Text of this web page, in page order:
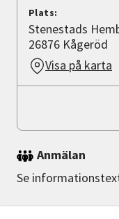
Plats:
Stenestads
26876 Kågeröd
Visa på karta
Anmälan
Se